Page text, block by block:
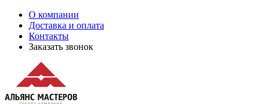
О компании
Доставка и оплата
Контакты
Заказать звонок